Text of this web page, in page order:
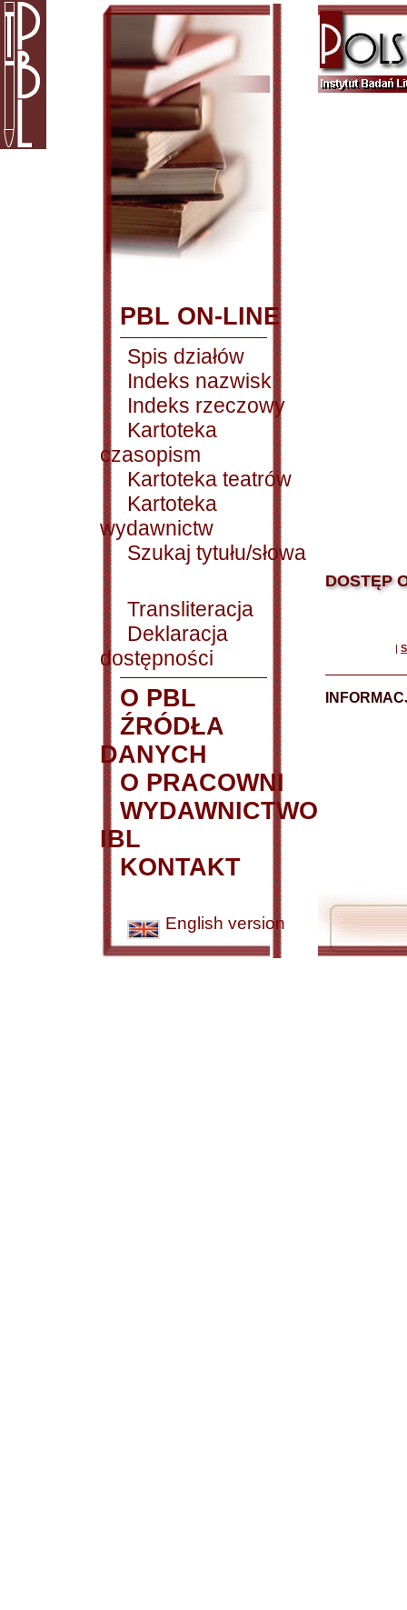
PBL ON-LINE
Spis działów
Indeks nazwisk
Indeks rzeczowy
Kartoteka
czasopism
Kartoteka teatrów
Kartoteka
wydawnictw
Szukaj tytułu/słowa
Transliteracja
Deklaracja
dostępności
O PBL
ŹRÓDŁA
DANYCH
O PRACOWNI
WYDAWNICTWO
IBL
KONTAKT
English version
DOSTĘP
|